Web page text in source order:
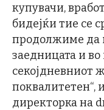
купувачи,
бидејќи тие се
продолжиме да
заедницата и
секојдневниот
поквалитетен“,
директорка на